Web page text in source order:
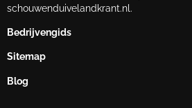
schouwenduivelandkrant.nl.
Bedrijvengids
Sitemap
Blog